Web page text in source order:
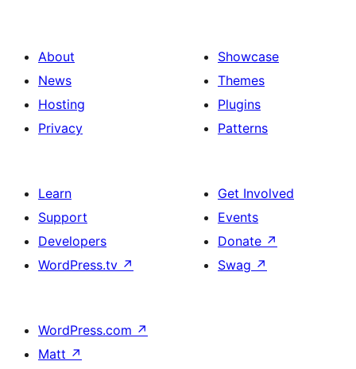
About
News
Hosting
Privacy
Showcase
Themes
Plugins
Patterns
Learn
Support
Developers
WordPress.tv ↗
Get Involved
Events
Donate ↗
Swag ↗
WordPress.com ↗
Matt ↗